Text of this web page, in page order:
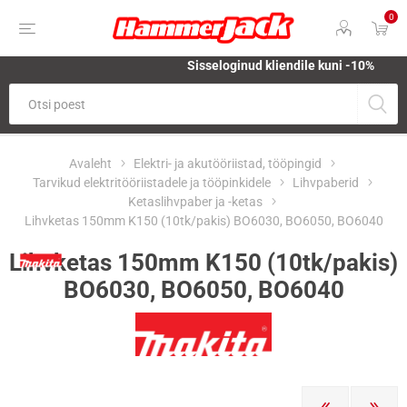
0
Sisseloginud kliendile kuni -10%
Avaleht
Elektri- ja akutööriistad, tööpingid
Tarvikud elektritööriistadele ja tööpinkidele
Lihvpaberid
Ketaslihvpaber ja -ketas
Lihvketas 150mm K150 (10tk/pakis) BO6030, BO6050, BO6040
Lihvketas 150mm K150 (10tk/pakis)
BO6030, BO6050, BO6040